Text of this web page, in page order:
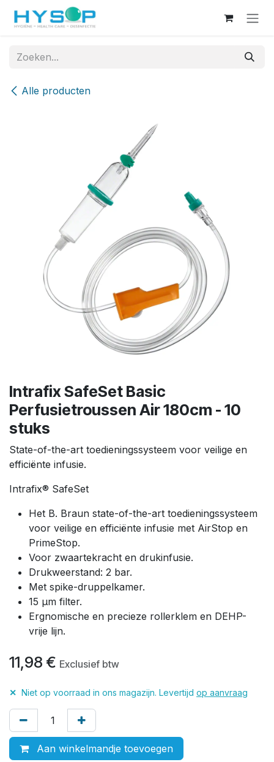
Overslaan naar inhoud
Alle producten
Intrafix SafeSet Basic
Perfusietroussen Air 180cm - 10
stuks
State-of-the-art toedieningssysteem voor veilige en
efficiënte infusie.
Intrafix® SafeSet
Het B. Braun state-of-the-art toedieningssysteem
voor veilige en efficiënte infusie met AirStop en
PrimeStop.
Voor zwaartekracht en drukinfusie.
Drukweerstand: 2 bar.
Met spike-druppelkamer.
15 µm filter.
Ergnomische en precieze rollerklem en DEHP-
vrije lijn.
11,98 € Exclusief btw
✕ Niet op voorraad in ons magazijn. Levertijd op aanvraag
Aan winkelmandje toevoegen